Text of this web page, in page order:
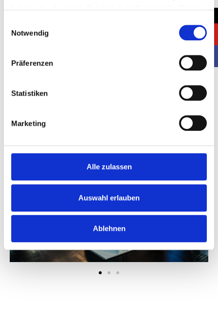
Notwendig
Präferenzen
Statistiken
Marketing
Alle zulassen
Auswahl erlauben
Ablehnen